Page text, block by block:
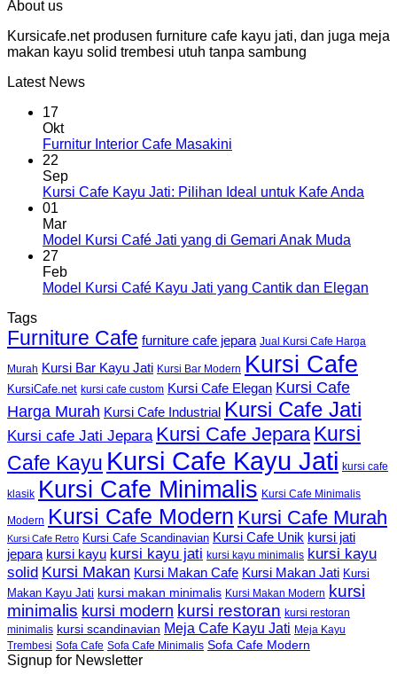
About us
Kursicafe.net produsen furniture cafe kayu jati, dan juga meja
makan kayu solid trembesi utuh tanpa sambung
Latest News
17
Okt
Furnitur Interior Cafe Masakini
22
Sep
Kursi Cafe Kayu Jati: Pilihan Ideal untuk Kafe Anda
01
Mar
Model Kursi Café Jati yang di Gemari Anak Muda
27
Feb
Model Kursi Café Kayu Jati yang Cantik dan Elegan
Tags
Furniture Cafe furniture cafe jepara Jual Kursi Cafe Harga
Murah Kursi Bar Kayu Jati Kursi Bar Modern Kursi Cafe
KursiCafe.net kursi cafe custom Kursi Cafe Elegan Kursi Cafe
Harga Murah Kursi Cafe Industrial Kursi Cafe Jati
Kursi cafe Jati Jepara Kursi Cafe Jepara Kursi
Cafe Kayu Kursi Cafe Kayu Jati kursi cafe
klasik Kursi Cafe Minimalis Kursi Cafe Minimalis
Modern Kursi Cafe Modern Kursi Cafe Murah
Kursi Cafe Retro Kursi Cafe Scandinavian Kursi Cafe Unik kursi jati
jepara kursi kayu kursi kayu jati kursi kayu minimalis kursi kayu
solid Kursi Makan Kursi Makan Cafe Kursi Makan Jati Kursi
Makan Kayu Jati kursi makan minimalis Kursi Makan Modern
kursi
minimalis kursi modern kursi restoran kursi restoran
minimalis kursi scandinavian Meja Cafe Kayu Jati Meja Kayu
Trembesi Sofa Cafe Sofa Cafe Minimalis Sofa Cafe Modern
Signup for Newsletter